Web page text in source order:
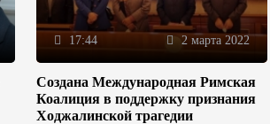
17:44 2 марта 2022
Создана Международная Римская
Коалиция в поддержку признания
Ходжалинской трагедии